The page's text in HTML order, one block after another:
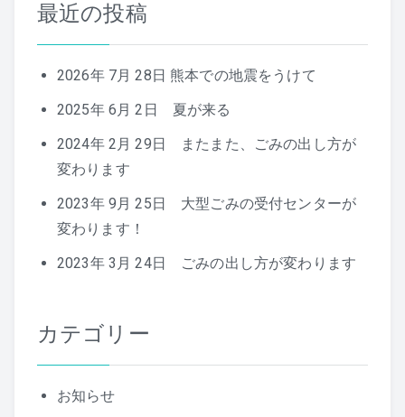
最近の投稿
2026年 7月 28日 熊本での地震をうけて
2025年 6月 2日 夏が来る
2024年 2月 29日 またまた、ごみの出し方が
変わります
2023年 9月 25日 大型ごみの受付センターが
変わります！
2023年 3月 24日 ごみの出し方が変わります
カテゴリー
お知らせ